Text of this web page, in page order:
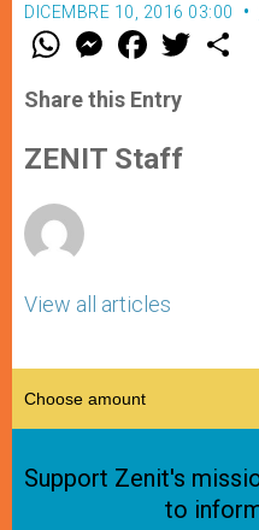
DICEMBRE 10, 2016 03:00
W
t
s
p
p
M
e
s
e
g
e
F
a
e
b
o
k
w
Share this Entry
ZENIT Staff
View all articles